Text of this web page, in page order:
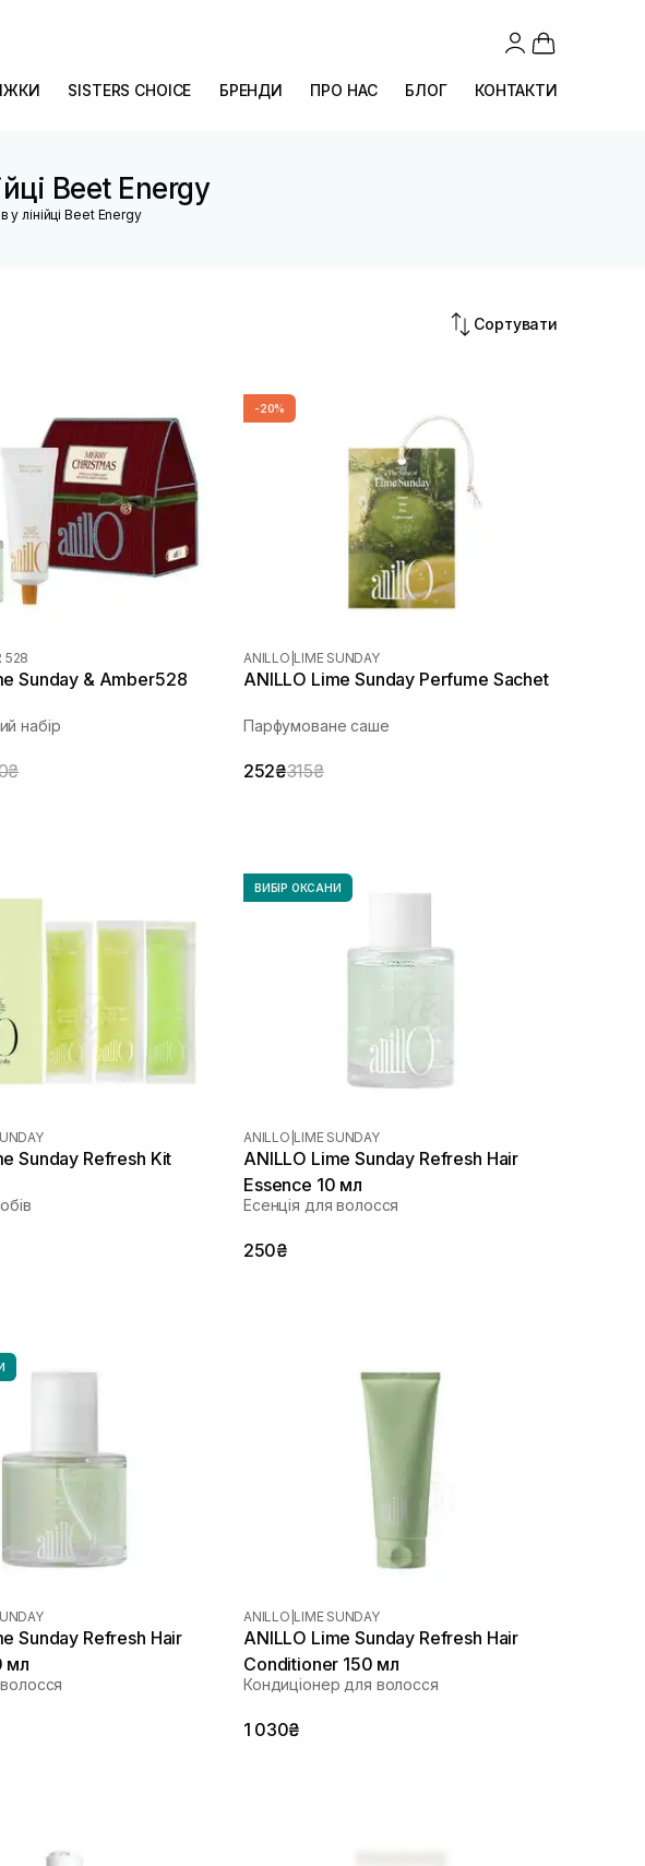
SISTERS CHOICE БРЕНДИ ПРО НАС БЛОГ КОНТАКТИ
Beet Energy
у лінійці Beet Energy
Сортувати
528
Sunday & Amber528
набір
-20%
ANILLO LIME SUNDAY
ANILLO Lime Sunday Perfume Sachet
Парфумоване саше
252₴315₴
Sunday Refresh Kit
ВИБІР ОКСАНИ
ANILLO LIME SUNDAY
ANILLO Lime Sunday Refresh Hair
Essence 10 мл
Есенція для волосся
250₴
Sunday Refresh Hair
мл
ANILLO LIME SUNDAY
ANILLO Lime Sunday Refresh Hair
Conditioner 150 мл
Кондиціонер для волосся
1 030₴